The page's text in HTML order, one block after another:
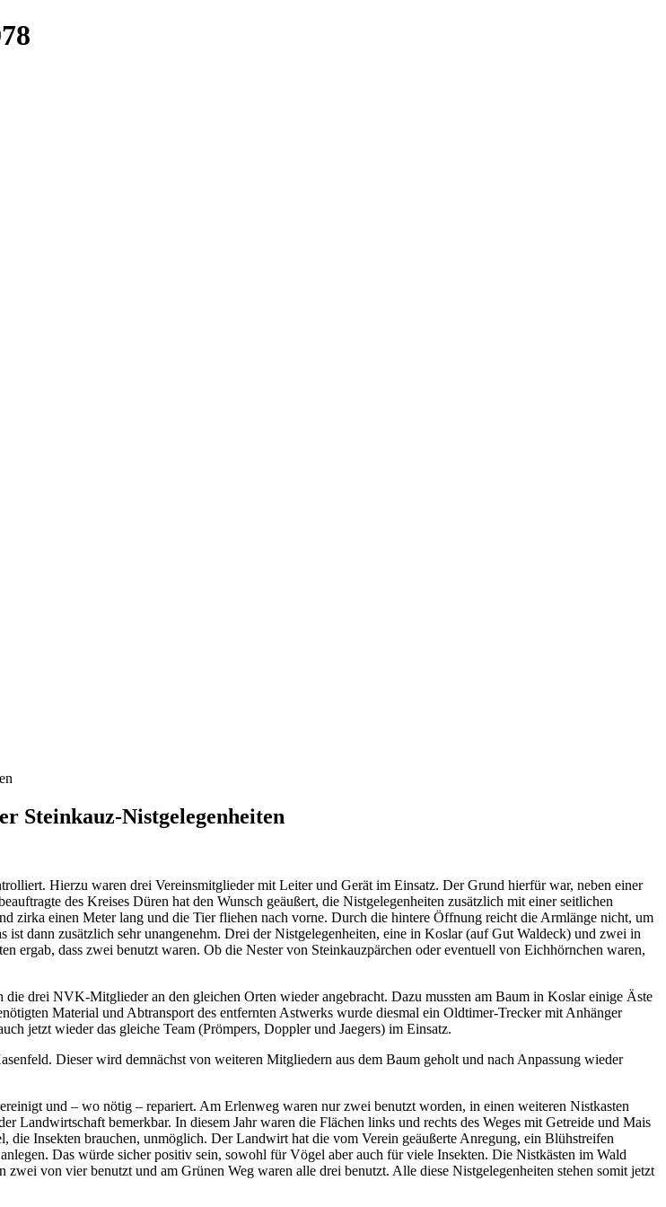
Steinkauz-Nistgelegenheiten
Hierzu waren drei Vereinsmitglieder mit Leiter und Gerät im Einsatz. Der Grund hierfür war, neben einer
des Kreises Düren hat den Wunsch geäußert, die Nistgelegenheiten zusätzlich mit einer seitlichen
zirka einen Meter lang und die Tier fliehen nach vorne. Durch die hintere Öffnung reicht die Armlänge nicht, um
dann zusätzlich sehr unangenehm. Drei der Nistgelegenheiten, eine in Koslar (auf Gut Waldeck) und zwei in
dass zwei benutzt waren. Ob die Nester von Steinkauzpärchen oder eventuell von Eichhörnchen waren,
drei NVK-Mitglieder an den gleichen Orten wieder angebracht. Dazu mussten am Baum in Koslar einige Äste
Material und Abtransport des entfernten Astwerks wurde diesmal ein Oldtimer-Trecker mit Anhänger
jetzt wieder das gleiche Team (Prömpers, Doppler und Jaegers) im Einsatz.
Dieser wird demnächst von weiteren Mitgliedern aus dem Baum geholt und nach Anpassung wieder
und – wo nötig – repariert. Am Erlenweg waren nur zwei benutzt worden, in einen weiteren Nistkasten
Landwirtschaft bemerkbar. In diesem Jahr waren die Flächen links und rechts des Weges mit Getreide und Mais
Insekten brauchen, unmöglich. Der Landwirt hat die vom Verein geäußerte Anregung, ein Blühstreifen
Das würde sicher positiv sein, sowohl für Vögel aber auch für viele Insekten. Die Nistkästen im Wald
von vier benutzt und am Grünen Weg waren alle drei benutzt. Alle diese Nistgelegenheiten stehen somit jetzt